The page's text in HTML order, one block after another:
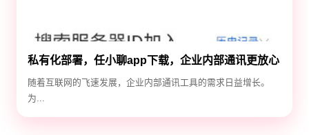
私有化部署，任小聊app下载，企业内部通讯更放心
随着互联网的飞速发展，企业内部通讯工具的需求日益增长。
为...